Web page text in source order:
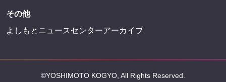
反社会的勢力排除宣言
会社情報